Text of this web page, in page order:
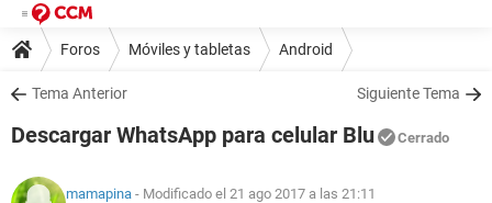
Foros Móviles y tabletas Android
Tema Anterior Siguiente Tema
Descargar WhatsApp para celular Blu Cerrado
mamapina - Modificado el 21 ago 2017 a las 21:11